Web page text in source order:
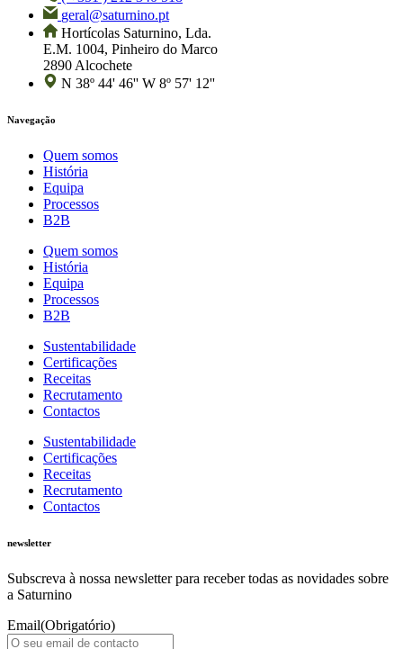
geral@saturnino.pt
Hortícolas Saturnino, Lda.
E.M. 1004, Pinheiro do Marco
2890 Alcochete
N 38º 44' 46'' W 8º 57' 12''
Navegação
Quem somos
História
Equipa
Processos
B2B
Quem somos
História
Equipa
Processos
B2B
Sustentabilidade
Certificações
Receitas
Recrutamento
Contactos
Sustentabilidade
Certificações
Receitas
Recrutamento
Contactos
newsletter
Subscreva à nossa newsletter para receber todas as novidades sobre
a Saturnino
Email(Obrigatório)